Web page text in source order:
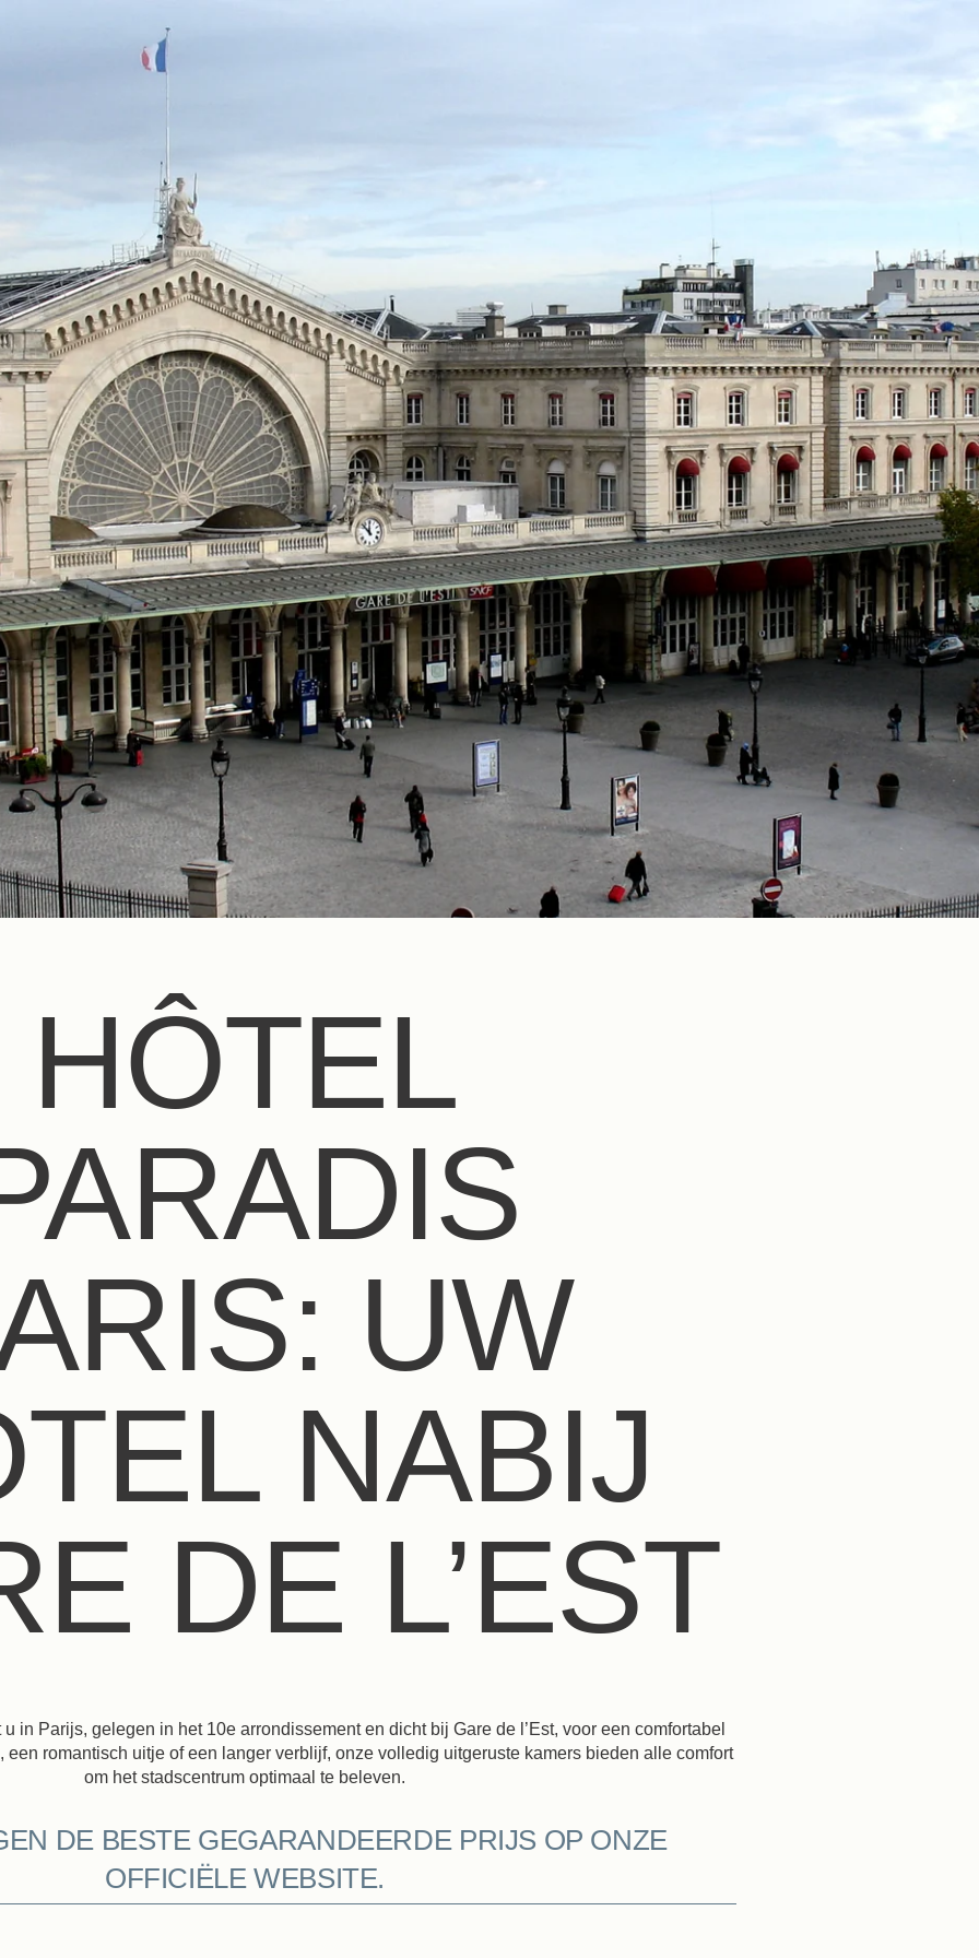
HÔTEL
UW
NABIJ
DE L’EST
in Parijs, gelegen in het 10e arrondissement en dicht bij Gare de l’Est, voor een comfortabel
een romantisch uitje of een langer verblijf, onze volledig uitgeruste kamers bieden alle comfort
om het stadscentrum optimaal te beleven.
DE BESTE GEGARANDEERDE PRIJS OP ONZE
OFFICIËLE WEBSITE.